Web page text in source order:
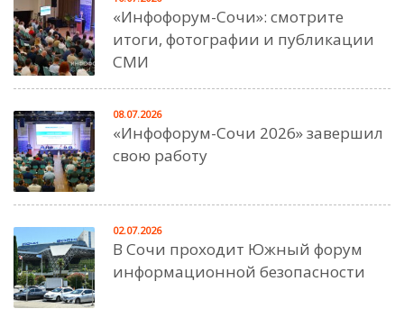
«Инфофорум-Сочи»: смотрите
итоги, фотографии и публикации
СМИ
«Инфофорум-Сочи 2026» завершил
свою работу
08.07.2026
В Сочи проходит Южный форум
информационной безопасности
02.07.2026